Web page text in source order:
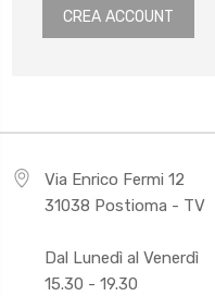
CREA ACCOUNT
Via Enrico Fermi 12
31038 Postioma - TV
Dal Lunedì al Venerdì
15.30 - 19.30